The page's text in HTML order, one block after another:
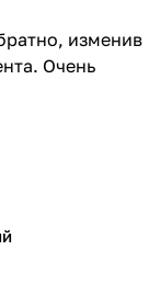
изменив
Очень